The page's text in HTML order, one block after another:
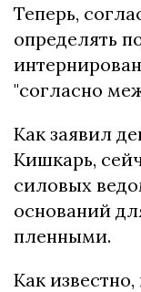
Теперь,
определять
"согласно
Как заявил
Кишкарь,
силовых
оснований
пленными.
Как